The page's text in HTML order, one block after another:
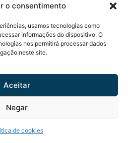
o consentimento
usamos tecnologias como
informações do dispositivo. O
nos permitirá processar dados
neste site.
Aceitar
Negar
de cookies
-
Política de Privacidade